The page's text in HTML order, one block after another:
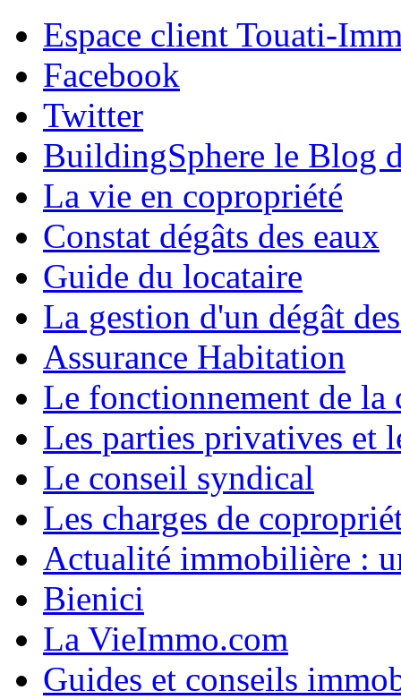
Espace client Touati-
Facebook
Twitter
BuildingSphere le Blog
La vie en copropriété
Constat dégâts des eaux
Guide du locataire
La gestion d'un dégât
Assurance Habitation
Le fonctionnement de la
Les parties privatives et
Le conseil syndical
Les charges de
Actualité immobilière :
Bienici
La VieImmo.com
Guides et conseils